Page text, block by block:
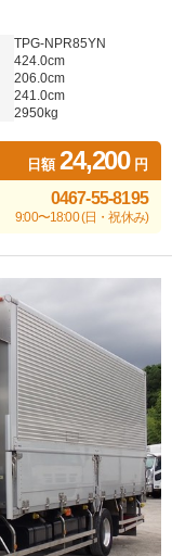
TPG-NPR85YN
424.0cm
206.0cm
241.0cm
2950kg
日額24,200円
0467-55-8195
9:00〜18:00 (日・祝休み)